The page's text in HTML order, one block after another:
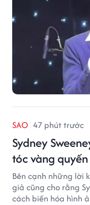
SAO 47 phút trước
Sydney
tóc vàng
Bên cạnh những lời
giả cũng cho rằng
cách biến hóa hình